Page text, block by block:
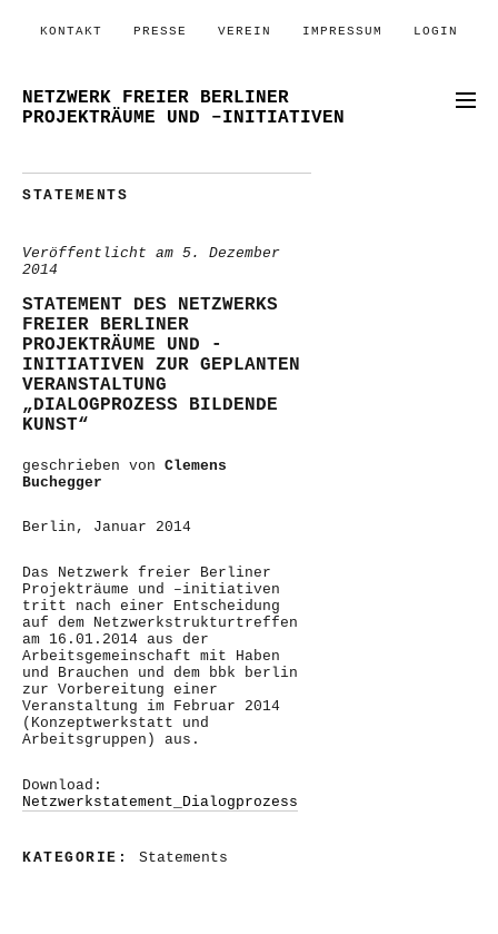
KONTAKT PRESSE VEREIN IMPRESSUM LOGIN
NETZWERK FREIER BERLINER
PROJEKTRÄUME UND –INITIATIVEN
STATEMENTS
Veröffentlicht am 5. Dezember
2014
STATEMENT DES NETZWERKS
FREIER BERLINER
PROJEKTRÄUME UND -
INITIATIVEN ZUR GEPLANTEN
VERANSTALTUNG
„DIALOGPROZESS BILDENDE
KUNST“
geschrieben von Clemens
Buchegger
Berlin, Januar 2014
Das Netzwerk freier Berliner
Projekträume und –initiativen
tritt nach einer Entscheidung
auf dem Netzwerkstrukturtreffen
am 16.01.2014 aus der
Arbeitsgemeinschaft mit Haben
und Brauchen und dem bbk berlin
zur Vorbereitung einer
Veranstaltung im Februar 2014
(Konzeptwerkstatt und
Arbeitsgruppen) aus.
Download:
Netzwerkstatement_Dialogprozess
KATEGORIE: Statements